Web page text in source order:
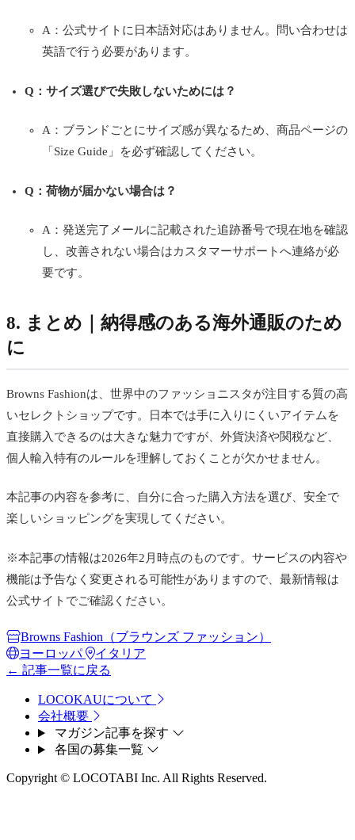
A：公式サイトに日本語対応はありません。問い合わせは
英語で行う必要があります。
Q：サイズ選びで失敗しないためには？
A：ブランドごとにサイズ感が異なるため、商品ページの
「Size Guide」を必ず確認してください。
Q：荷物が届かない場合は？
A：発送完了メールに記載された追跡番号で現在地を確認
し、改善されない場合はカスタマーサポートへ連絡が必
要です。
8. まとめ｜納得感のある海外通販のため
に
Browns Fashionは、世界中のファッショニスタが注目する質の高
いセレクトショップです。日本では手に入りにくいアイテムを
直接購入できるのは大きな魅力ですが、外貨決済や関税など、
個人輸入特有のルールを理解しておくことが欠かせません。
本記事の内容を参考に、自分に合った購入方法を選び、安全で
楽しいショッピングを実現してください。
※本記事の情報は2026年2月時点のものです。サービスの内容や
機能は予告なく変更される可能性がありますので、最新情報は
公式サイトでご確認ください。
Browns Fashion（ブラウンズ ファッション）
ヨーロッパ
イタリア
← 記事一覧に戻る
LOCOKAUについて
会社概要
マガジン記事を探す
各国の募集一覧
Copyright © LOCOTABI Inc. All Rights Reserved.